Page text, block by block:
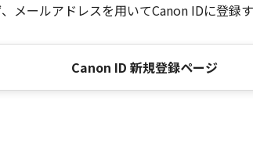
ールアドレスを用いてCanon IDに登録す
Canon ID 新規登録ページ